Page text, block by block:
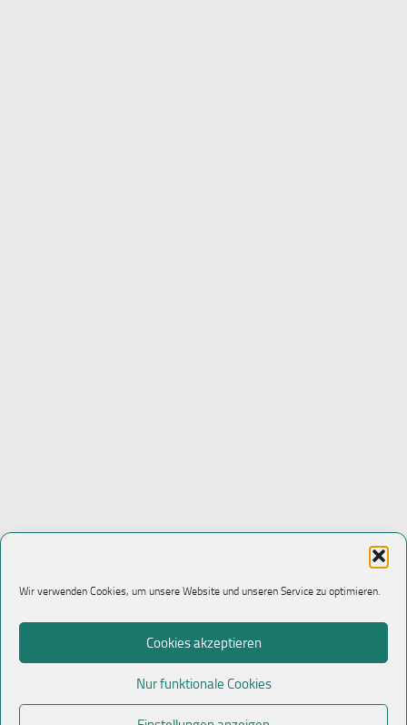
Wir verwenden Cookies, um unsere Website und unseren Service zu optimieren.
Cookies akzeptieren
Nur funktionale Cookies